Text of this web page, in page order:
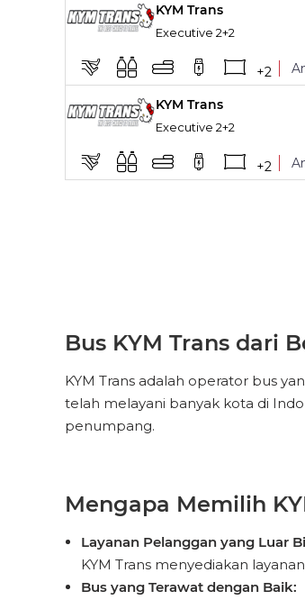
TITIK NAIK
KYM Trans
Executive 2+2
+2
TITIK NAIK
KYM Trans
Executive 2+2
+2
Bus KYM Trans dari
KYM Trans adalah operator bus
telah melayani banyak kota di
penumpang.
Mengapa Memilih
Layanan Pelanggan yang Luar
KYM Trans menyediakan
Bus yang Terawat dengan Baik: